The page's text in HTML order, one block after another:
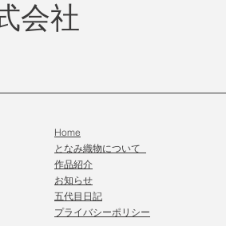
会社
Home
となみ織物について
作品紹介
​お知らせ
五代目日記
プライバシーポリシー